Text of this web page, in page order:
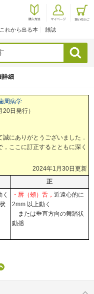
れから出る本 雑誌
検索
詳細
周病学
日発行）
にありがとうございました．
ここに訂正するとともに深く
2024年1月30日更新
正
・唇（頰）舌， 近遠心的に
2mm 以上動く
または垂直方向の舞踏状
動揺